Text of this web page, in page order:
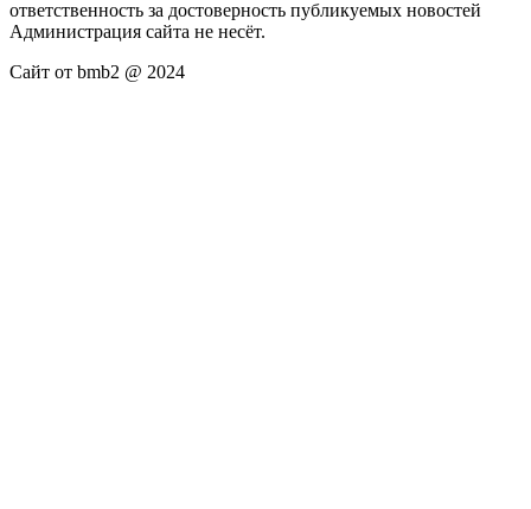
ответственность за достоверность публикуемых новостей
Администрация сайта не несёт.
Сайт от bmb2 @ 2024